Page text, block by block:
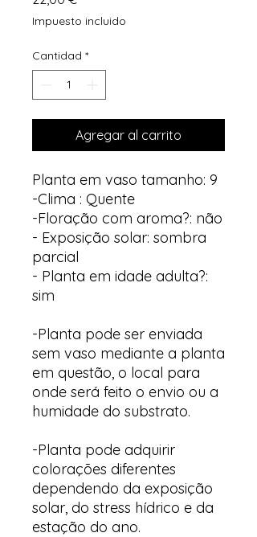
Impuesto incluido
Cantidad *
Agregar al carrito
Planta em vaso tamanho: 9
-Clima : Quente
-Floração com aroma?: não
- Exposição solar: sombra
parcial
- Planta em idade adulta?:
sim
-Planta pode ser enviada
sem vaso mediante a planta
em questão, o local para
onde será feito o envio ou a
humidade do substrato.
-Planta pode adquirir
colorações diferentes
dependendo da exposição
solar, do stress hídrico e da
estação do ano.